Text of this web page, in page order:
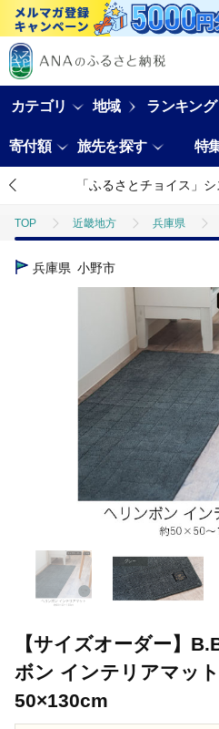
カテゴリ 地域 ランキング
寄付額 旅先を探す 特
「ふるさとチョイス」
TOP 近畿地方 兵庫県
TOP
兵庫県 小野市
【サイズオーダー】
ボン インテリアマッ
50×130cm